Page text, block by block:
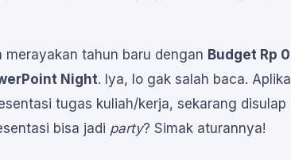
tahun baru dengan Budget Rp
Night. Iya, lo gak salah baca.
tugas kuliah/kerja, sekarang disulap
bisa jadi party? Simak aturannya!